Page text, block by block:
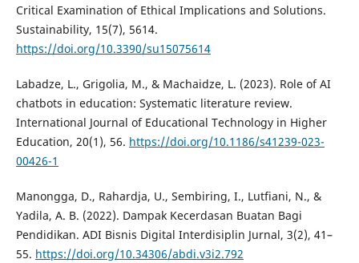
Critical Examination of Ethical Implications and Solutions.
Sustainability, 15(7), 5614.
https://doi.org/10.3390/su15075614
Labadze, L., Grigolia, M., & Machaidze, L. (2023). Role of AI
chatbots in education: Systematic literature review.
International Journal of Educational Technology in Higher
Education, 20(1), 56. https://doi.org/10.1186/s41239-023-
00426-1
Manongga, D., Rahardja, U., Sembiring, I., Lutfiani, N., &
Yadila, A. B. (2022). Dampak Kecerdasan Buatan Bagi
Pendidikan. ADI Bisnis Digital Interdisiplin Jurnal, 3(2), 41–
55. https://doi.org/10.34306/abdi.v3i2.792